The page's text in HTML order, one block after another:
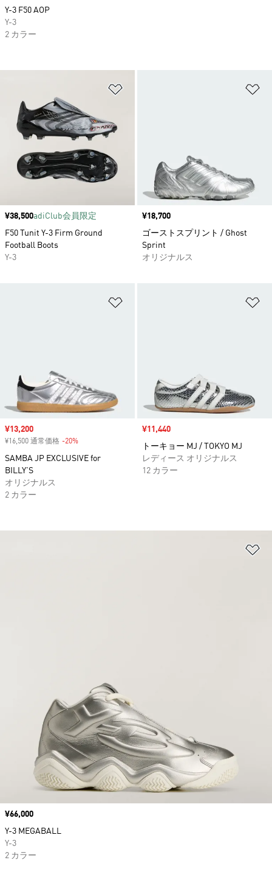
価格
¥38,500adiClub会員限定
F50 Tunit Y-3 Firm Ground
Football Boots
Y-3
価格
¥18,700
ゴーストスプリント / Ghost
Sprint
オリジナルス
セール価格
¥13,200
¥16,500 通常価格 -20%
SAMBA JP EXCLUSIVE for
BILLY'S
オリジナルス
2 カラー
セール価格
¥11,440
トーキョー MJ / TOKYO MJ
レディース オリジナルス
12 カラー
価格
¥66,000
Y-3 MEGABALL
Y-3
2 カラー
Y-3 F50 AOP
Y-3
2 カラー